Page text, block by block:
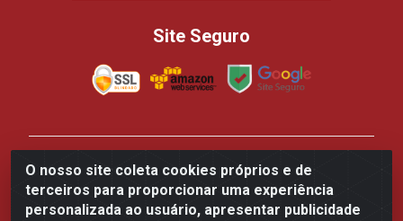
O nosso site coleta cookies próprios e de
terceiros para proporcionar uma experiência
personalizada ao usuário, apresentar publicidade
Site Seguro
Casa dos Panificadores Disppan Distribuidora de
Produtos Para Panificação - Rua Beija-flor Vermelho,
700 - Tarumã, Manaus/AM - CEP 69.041-050 - CNPJ